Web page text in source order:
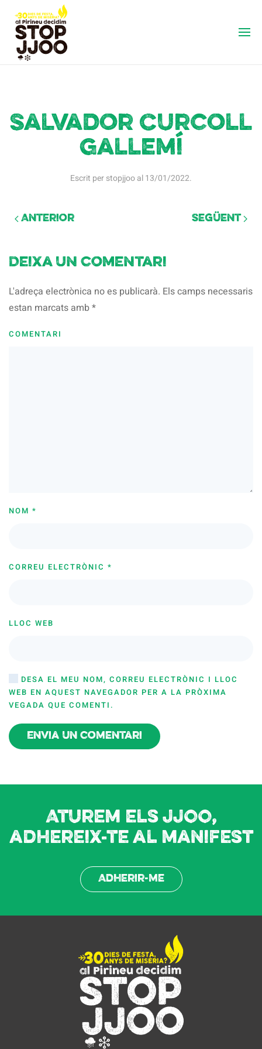
Salvador Curcoll
Gallemí
Escrit perstopjjooal13/01/2022.
Anterior Següent
Deixa un comentari
L'adreça electrònica no es publicarà. Els camps necessaris
estan marcats amb*
COMENTARI
NOM *
CORREU ELECTRÒNIC *
LLOC WEB
DESA EL MEU NOM, CORREU ELECTRÒNIC I LLOC
WEB EN AQUEST NAVEGADOR PER A LA PRÒXIMA
VEGADA QUE COMENTI.
Envia un comentari
Aturem els JJOO,
adhereix-te al manifest
Adherir-me